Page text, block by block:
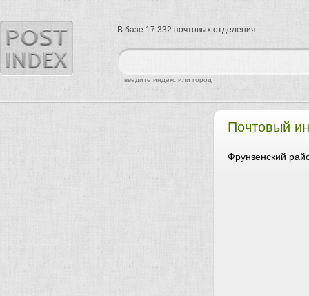
Почтовый
Фрунзенский
найти
введите индекс или город
В базе 17 332 почтовых отделения